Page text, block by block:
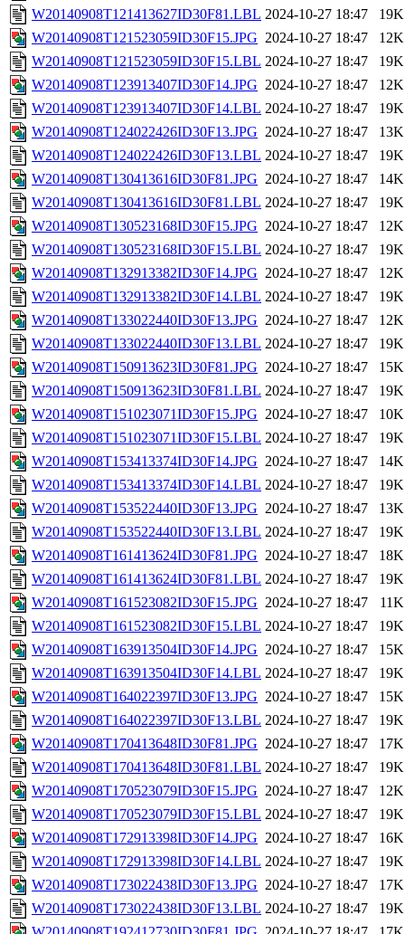
W20140908T121413627ID30F81.LBL 2024-10-27 18:47
19K
W20140908T121523059ID30F15.JPG 2024-10-27 18:47
12K
W20140908T121523059ID30F15.LBL 2024-10-27 18:47
19K
W20140908T123913407ID30F14.JPG 2024-10-27 18:47
12K
W20140908T123913407ID30F14.LBL 2024-10-27 18:47
19K
W20140908T124022426ID30F13.JPG 2024-10-27 18:47
13K
W20140908T124022426ID30F13.LBL 2024-10-27 18:47
19K
W20140908T130413616ID30F81.JPG 2024-10-27 18:47
14K
W20140908T130413616ID30F81.LBL 2024-10-27 18:47
19K
W20140908T130523168ID30F15.JPG 2024-10-27 18:47
12K
W20140908T130523168ID30F15.LBL 2024-10-27 18:47
19K
W20140908T132913382ID30F14.JPG 2024-10-27 18:47
12K
W20140908T132913382ID30F14.LBL 2024-10-27 18:47
19K
W20140908T133022440ID30F13.JPG 2024-10-27 18:47
12K
W20140908T133022440ID30F13.LBL 2024-10-27 18:47
19K
W20140908T150913623ID30F81.JPG 2024-10-27 18:47
15K
W20140908T150913623ID30F81.LBL 2024-10-27 18:47
19K
W20140908T151023071ID30F15.JPG 2024-10-27 18:47
10K
W20140908T151023071ID30F15.LBL 2024-10-27 18:47
19K
W20140908T153413374ID30F14.JPG 2024-10-27 18:47
14K
W20140908T153413374ID30F14.LBL 2024-10-27 18:47
19K
W20140908T153522440ID30F13.JPG 2024-10-27 18:47
13K
W20140908T153522440ID30F13.LBL 2024-10-27 18:47
19K
W20140908T161413624ID30F81.JPG 2024-10-27 18:47
18K
W20140908T161413624ID30F81.LBL 2024-10-27 18:47
19K
W20140908T161523082ID30F15.JPG 2024-10-27 18:47
11K
W20140908T161523082ID30F15.LBL 2024-10-27 18:47
19K
W20140908T163913504ID30F14.JPG 2024-10-27 18:47
15K
W20140908T163913504ID30F14.LBL 2024-10-27 18:47
19K
W20140908T164022397ID30F13.JPG 2024-10-27 18:47
15K
W20140908T164022397ID30F13.LBL 2024-10-27 18:47
19K
W20140908T170413648ID30F81.JPG 2024-10-27 18:47
17K
W20140908T170413648ID30F81.LBL 2024-10-27 18:47
19K
W20140908T170523079ID30F15.JPG 2024-10-27 18:47
12K
W20140908T170523079ID30F15.LBL 2024-10-27 18:47
19K
W20140908T172913398ID30F14.JPG 2024-10-27 18:47
16K
W20140908T172913398ID30F14.LBL 2024-10-27 18:47
19K
W20140908T173022438ID30F13.JPG 2024-10-27 18:47
17K
W20140908T173022438ID30F13.LBL 2024-10-27 18:47
19K